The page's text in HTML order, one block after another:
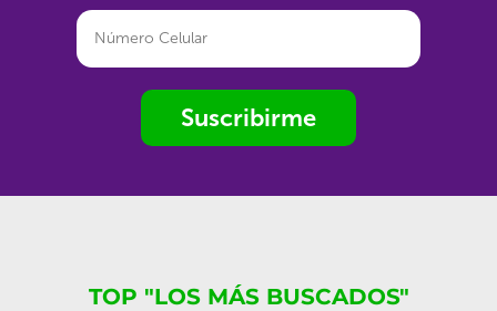
Suscribirme
TOP "LOS MÁS BUSCADOS"